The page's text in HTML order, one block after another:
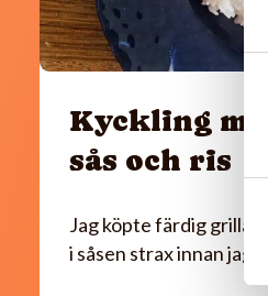
Kyckling
sås och ris
Jag köpte färdig grillad
i såsen strax innan jag